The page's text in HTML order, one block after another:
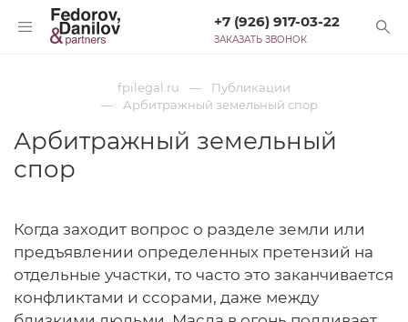
+7 (926) 917-03-22
ЗАКАЗАТЬ ЗВОНОК
fpilegal.ru
Публикации
Арбитражный земельный спор
Арбитражный земельный
спор
Когда заходит вопрос о разделе земли или
предъявлении определенных претензий на
отдельные участки, то часто это заканчивается
конфликтами и ссорами, даже между